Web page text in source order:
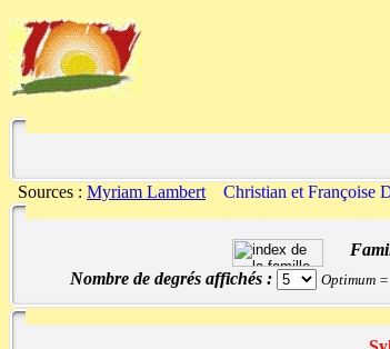
Sources : Myriam Lambert Christian et Françoise
Nombre de degrés affichés :
Optimum